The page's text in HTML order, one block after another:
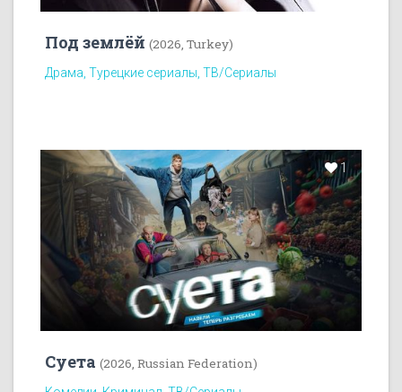
Под землёй (2026, Turkey)
Драма, Турецкие сериалы, ТВ/Сериалы
1
Суета (2026, Russian Federation)